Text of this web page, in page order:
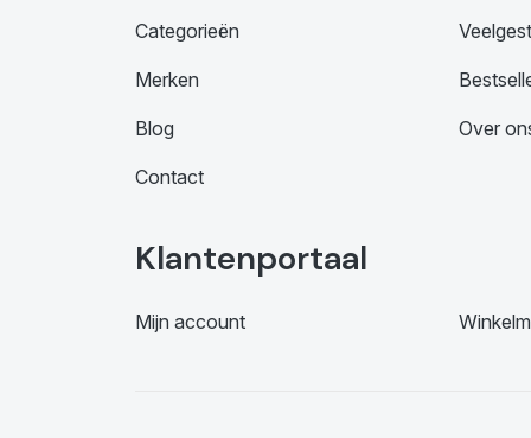
Categorieën
Merken
Blog Over
Contact
Klantenportaal
Mijn account